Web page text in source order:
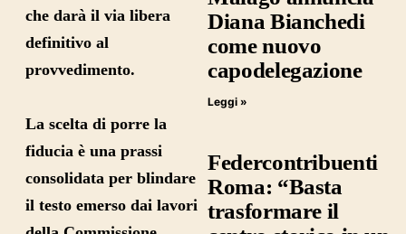
che darà il via libera
definitivo al
provvedimento.
La scelta di porre la
fiducia è una prassi
consolidata per blindare
il testo emerso dai lavori
Diana Bianchedi
come nuovo
capodelegazione
Leggi »
Federcontribuenti
Roma: “Basta
trasformare il